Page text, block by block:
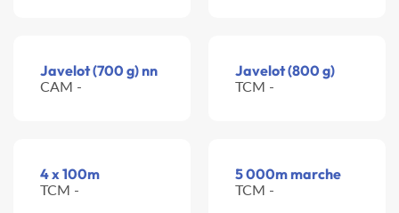
Javelot (700 g) nn
CAM -
Javelot (800 g)
TCM -
4 x 100m
TCM -
5 000m marche
TCM -